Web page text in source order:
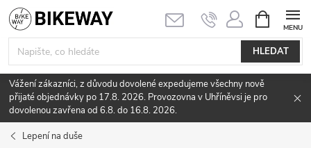
Přejít
na
obsah
HLEDAT
NÁKUPNÍ
KOŠÍK
Vážení zákazníci, z důvodu dovolené expedujeme všechny nově
přijaté objednávky po 17.8. 2026. Provozovna v Uhříněvsi je pro
dovolenou zavřena od 6.8. do 16.8. 2026.
Lepení na duše